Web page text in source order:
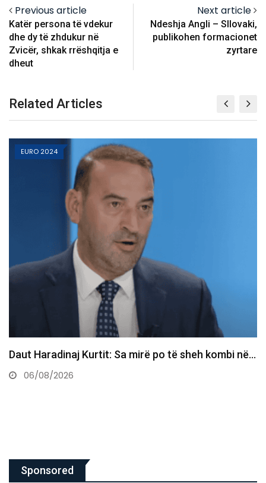
Previous article
Katër persona të vdekur
dhe dy të zhdukur në
Zvicër, shkak rrëshqitja e
dheut
Next article
Ndeshja Angli – Sllovaki,
publikohen formacionet
zyrtare
Related Articles
EURO 2024
Kjo legjendë e futbollit mund ta marrë postin e
Infantinos…
Sponsored